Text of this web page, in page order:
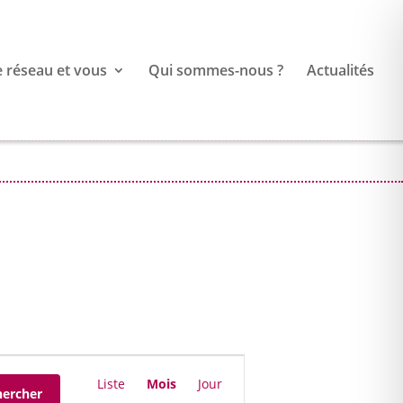
réseau et vous Qui sommes-nous ? Actualités
Navigation
de
Liste Mois Jour